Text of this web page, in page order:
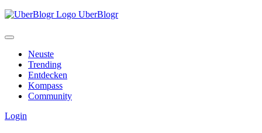
UberBlogr
Neuste
Trending
Entdecken
Kompass
Community
Login